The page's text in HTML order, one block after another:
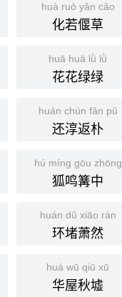
huà ruò yǎn cǎo
化若偃草
huā huā lǜ lǜ
花花绿绿
huán chún fǎn pǔ
还淳返朴
hú míng gōu zhōng
狐鸣篝中
huán dǔ xiāo rán
环堵萧然
huá wū qiū xū
华屋秋墟